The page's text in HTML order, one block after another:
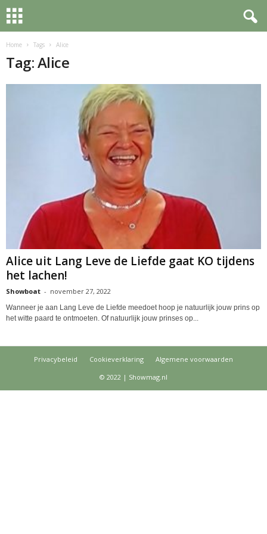
Home Tags Alice
Tag: Alice
Alice uit Lang Leve de Liefde gaat KO tijdens
het lachen!
Showboat - november 27, 2022
Wanneer je aan Lang Leve de Liefde meedoet hoop je natuurlijk jouw prins op
het witte paard te ontmoeten. Of natuurlijk jouw prinses op...
Privacybeleid Cookieverklaring
Algemene voorwaarden
© 2022 | Showmag.nl